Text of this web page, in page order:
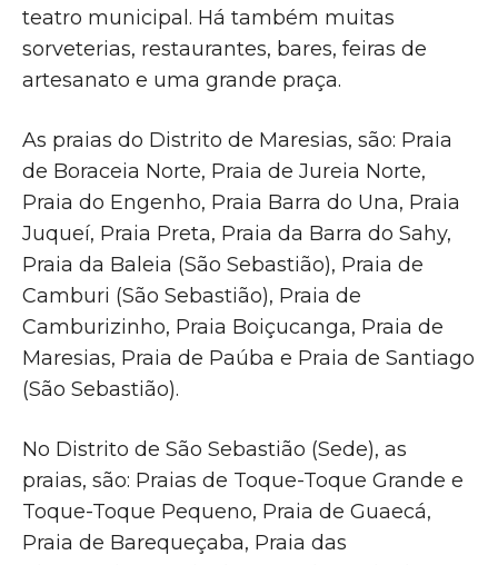
teatro municipal. Há também muitas
sorveterias, restaurantes, bares, feiras de
artesanato e uma grande praça.
As praias do Distrito de Maresias, são: Praia
de Boraceia Norte, Praia de Jureia Norte,
Praia do Engenho, Praia Barra do Una, Praia
Juqueí, Praia Preta, Praia da Barra do Sahy,
Praia da Baleia (São Sebastião), Praia de
Camburi (São Sebastião), Praia de
Camburizinho, Praia Boiçucanga, Praia de
Maresias, Praia de Paúba e Praia de Santiago
(São Sebastião).
No Distrito de São Sebastião (Sede), as
praias, são: Praias de Toque-Toque Grande e
Toque-Toque Pequeno, Praia de Guaecá,
Praia de Barequeçaba, Praia das